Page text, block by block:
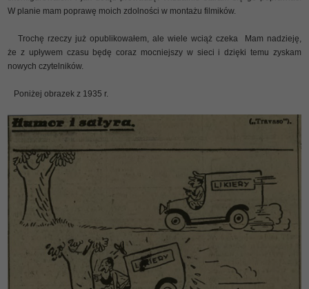
W planie mam poprawę moich zdolności w montażu filmików.
Trochę rzeczy już opublikowałem, ale wiele wciąż czeka
Mam nadzieję,
że z upływem czasu będę coraz mocniejszy w sieci i dzięki temu zyskam
nowych czytelników.
Poniżej obrazek z 1935 r.